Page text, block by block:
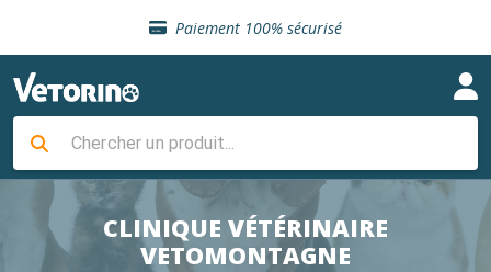
Paiement 100% sécurisé
Livraison gratuite en clinique vétérinaire
Sélection de croquettes vétérinaire
Livraison gratuite en clinique vétérinaire
Retour gratuit en clinique
Sélection de croquettes vétérinaire
CLINIQUE VÉTÉRINAIRE
VETOMONTAGNE